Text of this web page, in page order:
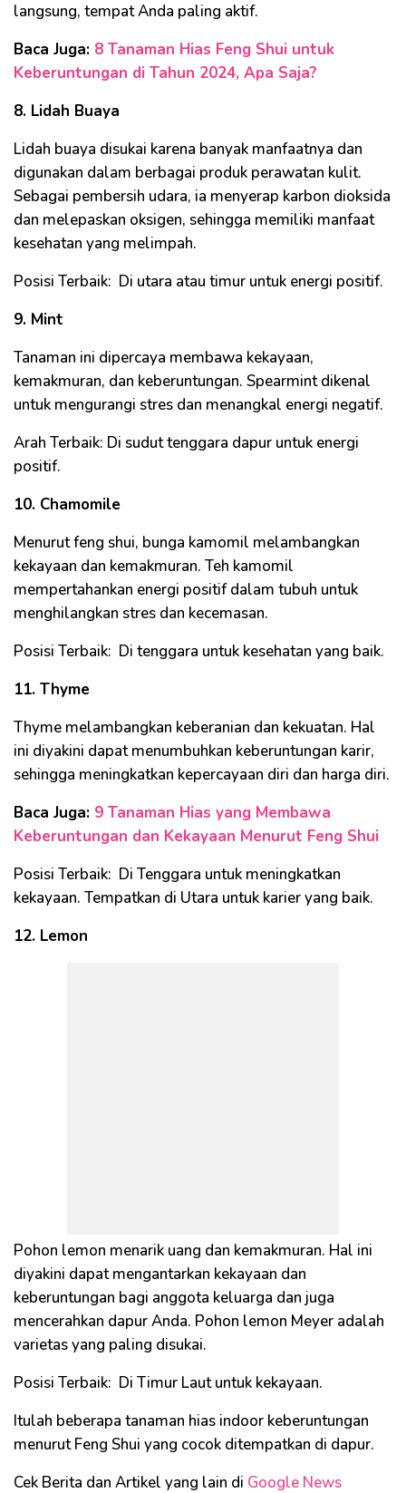
langsung, tempat Anda paling aktif.
Baca Juga: 8 Tanaman Hias Feng Shui untuk
Keberuntungan di Tahun 2024, Apa Saja?
8. Lidah Buaya
Lidah buaya disukai karena banyak manfaatnya dan
digunakan dalam berbagai produk perawatan kulit.
Sebagai pembersih udara, ia menyerap karbon dioksida
dan melepaskan oksigen, sehingga memiliki manfaat
kesehatan yang melimpah.
Posisi Terbaik: Di utara atau timur untuk energi positif.
9. Mint
Tanaman ini dipercaya membawa kekayaan,
kemakmuran, dan keberuntungan. Spearmint dikenal
untuk mengurangi stres dan menangkal energi negatif.
Arah Terbaik: Di sudut tenggara dapur untuk energi
positif.
10. Chamomile
Menurut feng shui, bunga kamomil melambangkan
kekayaan dan kemakmuran. Teh kamomil
mempertahankan energi positif dalam tubuh untuk
menghilangkan stres dan kecemasan.
Posisi Terbaik: Di tenggara untuk kesehatan yang baik.
11. Thyme
Thyme melambangkan keberanian dan kekuatan. Hal
ini diyakini dapat menumbuhkan keberuntungan karir,
sehingga meningkatkan kepercayaan diri dan harga diri.
Baca Juga: 9 Tanaman Hias yang Membawa
Keberuntungan dan Kekayaan Menurut Feng Shui
Posisi Terbaik: Di Tenggara untuk meningkatkan
kekayaan. Tempatkan di Utara untuk karier yang baik.
12. Lemon
Pohon lemon menarik uang dan kemakmuran. Hal ini
diyakini dapat mengantarkan kekayaan dan
keberuntungan bagi anggota keluarga dan juga
mencerahkan dapur Anda. Pohon lemon Meyer adalah
varietas yang paling disukai.
Posisi Terbaik: Di Timur Laut untuk kekayaan.
Itulah beberapa tanaman hias indoor keberuntungan
menurut Feng Shui yang cocok ditempatkan di dapur.
Cek Berita dan Artikel yang lain di Google News